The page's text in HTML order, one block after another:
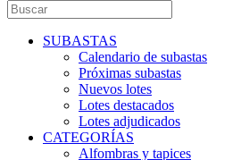
SUBASTAS
Calendario de subastas
Próximas subastas
Nuevos lotes
Lotes destacados
Lotes adjudicados
CATEGORÍAS
Alfombras y tapices